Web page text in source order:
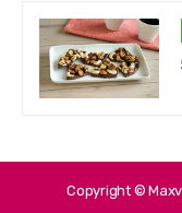
Copyright ©